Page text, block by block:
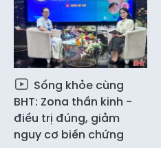
Sống khỏe cùng
BHT: Zona thần kinh -
điều trị đúng, giảm
nguy cơ biến chứng